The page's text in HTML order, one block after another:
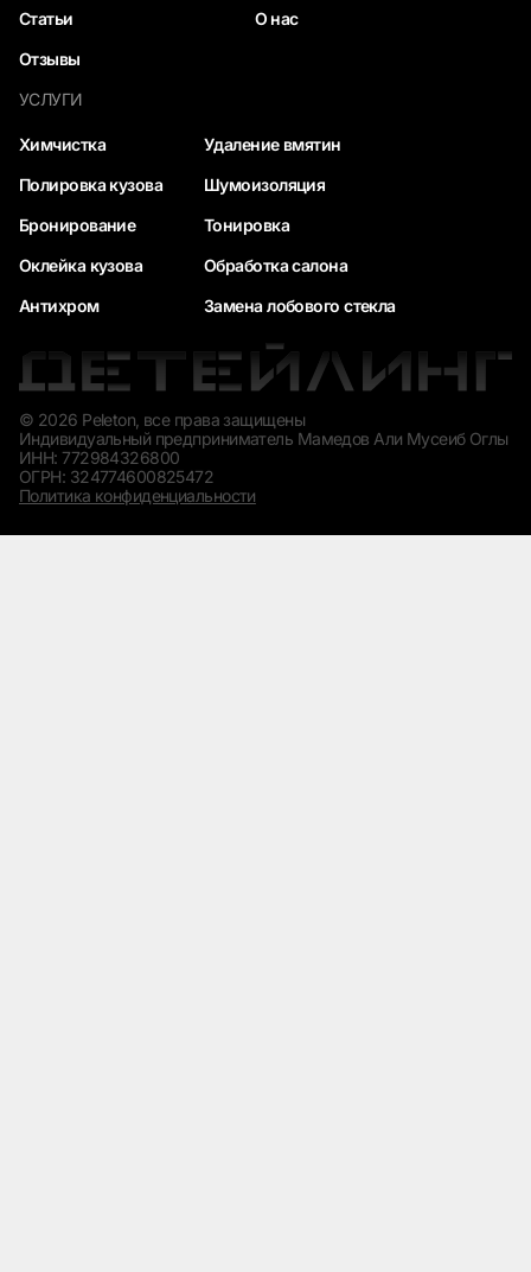
УСЛУГИ
Химчистка
Полировка кузова
Бронирование
Оклейка кузова
Антихром
Удаление вмятин
Шумоизоляция
Тонировка
Обработка салона
Замена лобового стекла
Статьи
О нас
Отзывы
© 2026 Peleton, все права защищены
Индивидуальный предприниматель Мамедов Али Мусеиб Оглы
ИНН: 772984326800
ОГРН: 324774600825472
Политика конфиденциальности